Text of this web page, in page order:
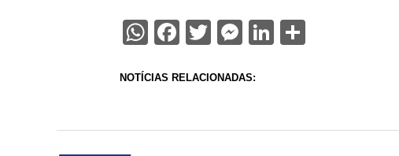
WhatsApp
Facebook
Twitter
Messenger
LinkedIn
NOTÍCIAS RELACIONADAS: